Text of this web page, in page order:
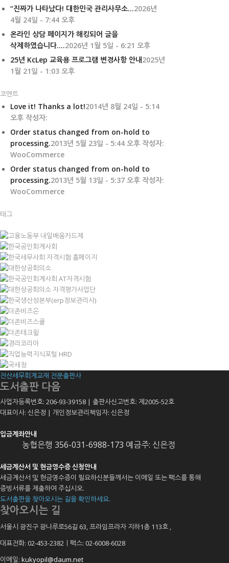
“진짜가 나타났다! 대한민국 관리사무소...2026년
4월 24일 - 7:44 오후
온라인 상담 페이지가 해킹되어 글을
삭제하였습니다....2026년 1월 5일 - 6:21 오후
25년 KcLep 교육용 프로그램 변경사항 안내2025년
1월 21일 - 1:03 오후
코멘트
Love it! Thanks a lot!2014년 8월 24일 - 5:14
오후 작성자:
Order status changed from on-hold to
processing.2013년 5월 23일 - 5:44 오후 작성자:
WooCommerce
Order status changed from on-hold to
processing.2013년 5월 13일 - 5:37 오후 작성자:
WooCommerce
태그
전산세무회계교재 전문출판사
도서출판 다음
사업자등록번호: 206-93-39158 | 출판사신고번호: 제2005-52호
대표이사: 신은정 | 개인정보관리책임자: 신은정
입금계좌안내
농협은행 356-031-6988-173 예금주: 신은정
세금계산서 및 현금영수증 신청안내
세금계산서 및 현금영수증이 필요하신분들께서는 이메일 또는 팩스를 통해
증빙서류를 제출하여 주십시오.
도서출판을 찾아오시는 길을 확인하세요.
찾아오시는 길
서울시 광진구 광나루로56길 63, 프라임프라자 지하1층 113호 ,
대표전화: 02-453-2382ㅣ팩스: 02-6008-6028
이메일: kukyopil@daum.net